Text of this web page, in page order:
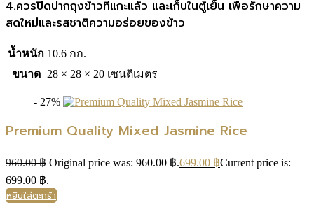
4.ควรปิดปากถุงข้าวที่แกะแล้ว และเก็บในตู้เย็น เพื่อรักษาความ
สดใหม่และรสชาติความอร่อยของข้าว
น้ำหนัก 10.6 กก.
ขนาด
28 × 28 × 20 เซนติเมตร
- 27%
Premium Quality Mixed Jasmine Rice
960.00฿ Original price was: 960.00 ฿.699.00 ฿Current price is:
699.00 ฿.
หยิบใส่ตะกร้า